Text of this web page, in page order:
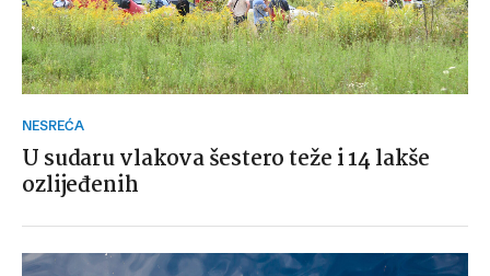
NESREĆA
U sudaru vlakova šestero teže i 14 lakše
ozlijeđenih